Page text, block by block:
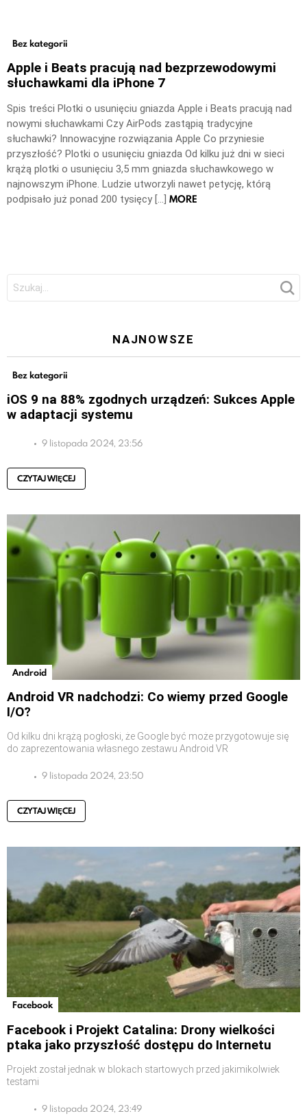
Bez kategorii
Apple i Beats pracują nad bezprzewodowymi
słuchawkami dla iPhone 7
Spis treści Plotki o usunięciu gniazda Apple i Beats pracują nad
nowymi słuchawkami Czy AirPods zastąpią tradycyjne
słuchawki? Innowacyjne rozwiązania Apple Co przyniesie
przyszłość? Plotki o usunięciu gniazda Od kilku już dni w sieci
krążą plotki o usunięciu 3,5 mm gniazda słuchawkowego w
najnowszym iPhone. Ludzie utworzyli nawet petycję, którą
podpisało już ponad 200 tysięcy […] MORE
Szukaj:
NAJNOWSZE
Bez kategorii
iOS 9 na 88% zgodnych urządzeń: Sukces Apple
w adaptacji systemu
9 listopada 2024, 23:56
CZYTAJ WIĘCEJ
Android
Android VR nadchodzi: Co wiemy przed Google
I/O?
Od kilku dni krążą pogłoski, że Google być może przygotowuje się
do zaprezentowania własnego zestawu Android VR
9 listopada 2024, 23:50
CZYTAJ WIĘCEJ
Facebook
Facebook i Projekt Catalina: Drony wielkości
ptaka jako przyszłość dostępu do Internetu
Projekt został jednak w blokach startowych przed jakimikolwiek
testami
9 listopada 2024, 23:49